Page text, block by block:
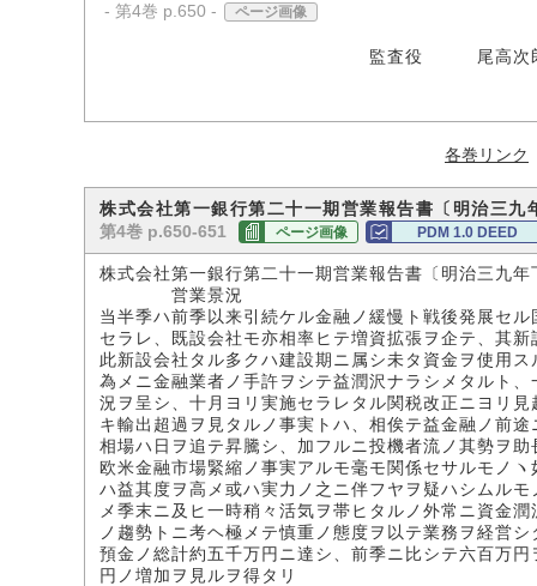
- 第4巻 p.650 - ページ画像
監査役 尾高次
各巻リンク
株式会社第一銀行第二十一期営業報告書〔明治三九
第4巻 p.650-651 ページ画像 PDM 1.0 DEED
株式会社第一銀行第二十一期営業報告書〔明治三九年
営業景況
当半季ハ前季以来引続ケル金融ノ緩慢ト戦後発展セ
セラレ、既設会社モ亦相率ヒテ増資拡張ヲ企テ、其
此新設会社タル多クハ建設期ニ属シ未タ資金ヲ使用
為メニ金融業者ノ手許ヲシテ益潤沢ナラシメタルト
況ヲ呈シ、十月ヨリ実施セラレタル関税改正ニヨリ
キ輸出超過ヲ見タルノ事実トハ、相俟テ益金融ノ前
相場ハ日ヲ追テ昇騰シ、加フルニ投機者流ノ其勢ヲ
欧米金融市場緊縮ノ事実アルモ毫モ関係セサルモノ
ハ益其度ヲ高メ或ハ実力ノ之ニ伴フヤヲ疑ハシムル
メ季末ニ及ヒ一時稍々活気ヲ帯ヒタルノ外常ニ資金
ノ趨勢トニ考ヘ極メテ慎重ノ態度ヲ以テ業務ヲ経営
預金ノ総計約五千万円ニ達シ、前季ニ比シテ六百万
円ノ増加ヲ見ルヲ得タリ